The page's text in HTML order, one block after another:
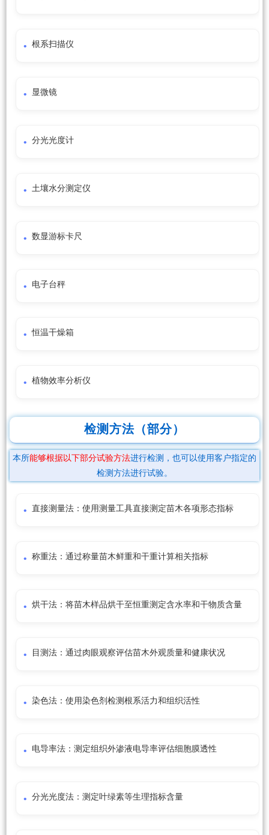
根系扫描仪
显微镜
分光光度计
土壤水分测定仪
数显游标卡尺
电子台秤
恒温干燥箱
植物效率分析仪
检测方法（部分）
本所能够根据以下部分试验方法进行检测，也可以使用客户指定的
检测方法进行试验。
直接测量法：使用测量工具直接测定苗木各项形态指标
称重法：通过称量苗木鲜重和干重计算相关指标
烘干法：将苗木样品烘干至恒重测定含水率和干物质含量
目测法：通过肉眼观察评估苗木外观质量和健康状况
染色法：使用染色剂检测根系活力和组织活性
电导率法：测定组织外渗液电导率评估细胞膜透性
分光光度法：测定叶绿素等生理指标含量